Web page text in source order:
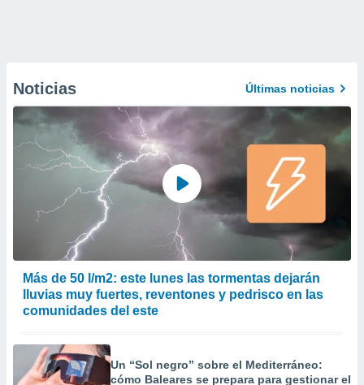
Noticias Últimas noticias
Más de 50 l/m2: este lunes las tormentas dejarán
lluvias muy fuertes, reventones y pedrisco en las
comunidades del este
Un “Sol negro” sobre el Mediterráneo:
cómo Baleares se prepara para gestionar el